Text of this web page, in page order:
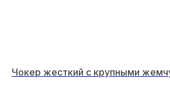
Чокер жесткий с крупными